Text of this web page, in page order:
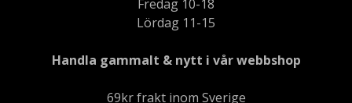
Fredag 10-18
Lördag 11-15
Handla gammalt & nytt i vår webbshop
69kr frakt inom Sverige